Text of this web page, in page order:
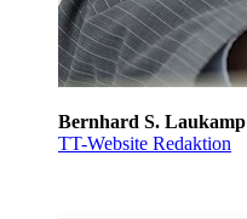
Bernhard S. Laukamp
TT-Website Redaktion